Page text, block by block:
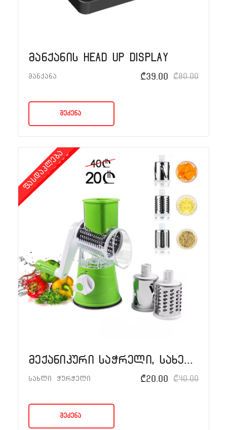
მანქანის Head Up Display
მანქანა ₾80.00
₾39.00
შეძენა
ფასდაკლება
სახლი ჭურჭელი ₾40.00
₾20.00
შეძენა